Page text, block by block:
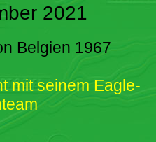
2021
Belgien 1967
mit seinem Eagle-